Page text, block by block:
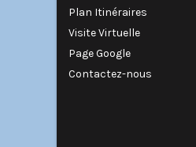
Plan Itinéraires
Visite Virtuelle
Page Google
Contactez-nous